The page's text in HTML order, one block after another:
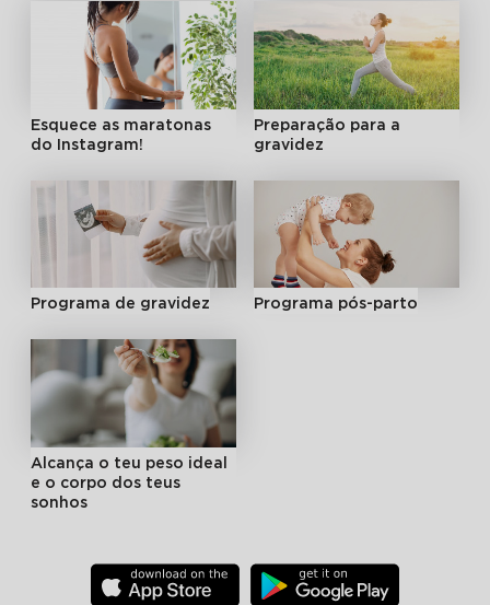
Esquece as maratonas
do Instagram!
Preparação para a
gravidez
Programa de gravidez Programa pós-parto
Alcança o teu peso ideal
e o corpo dos teus
sonhos